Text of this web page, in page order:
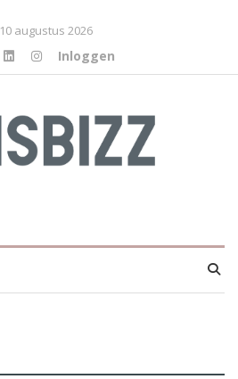
10 augustus 2026
Inloggen